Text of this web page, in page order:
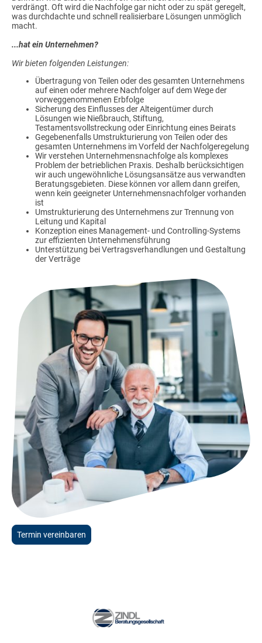
verdrängt. Oft wird die Nachfolge gar nicht oder zu spät geregelt,
was durchdachte und schnell realisierbare Lösungen unmöglich
macht.
...hat ein Unternehmen?
Wir bieten folgenden Leistungen:
Übertragung von Teilen oder des gesamten Unternehmens
auf einen oder mehrere Nachfolger auf dem Wege der
vorweggenommenen Erbfolge
Sicherung des Einflusses der Alteigentümer durch
Lösungen wie Nießbrauch, Stiftung,
Testamentsvollstreckung oder Einrichtung eines Beirats
Gegebenenfalls Umstrukturierung von Teilen oder des
gesamten Unternehmens im Vorfeld der Nachfolgeregelung
Wir verstehen Unternehmensnachfolge als komplexes
Problem der betrieblichen Praxis. Deshalb berücksichtigen
wir auch ungewöhnliche Lösungsansätze aus verwandten
Beratungsgebieten. Diese können vor allem dann greifen,
wenn kein geeigneter Unternehmensnachfolger vorhanden
ist
Umstrukturierung des Unternehmens zur Trennung von
Leitung und Kapital
Konzeption eines Management- und Controlling-Systems
zur effizienten Unternehmensführung
Unterstützung bei Vertragsverhandlungen und Gestaltung
der Verträge
Termin vereinbaren